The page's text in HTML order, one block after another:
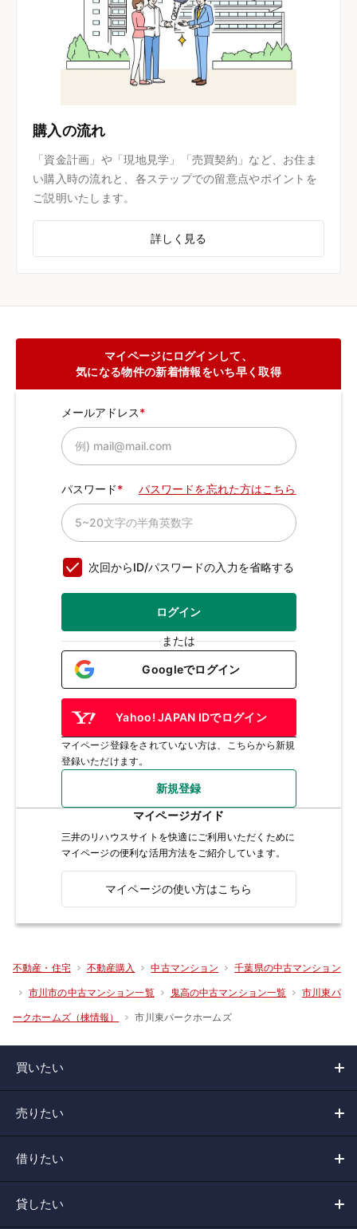
購入の流れ
「資金計画」や「現地見学」「売買契約」など、お住ま
い購入時の流れと、各ステップでの留意点やポイントを
ご説明いたします。
詳しく見る
マイページにログインして、
気になる物件の新着情報をいち早く取得
メールアドレス
パスワード パスワードを忘れた方はこちら
次回からID/パスワードの入力を省略する
ログイン
または
Googleでログイン
Yahoo! JAPAN IDでログイン
マイページ登録をされていない方は、こちらから新規
登録いただけます。
新規登録
マイページガイド
三井のリハウスサイトを快適にご利用いただくために
マイページの便利な活用方法をご紹介しています。
マイページの使い方はこちら
不動産・住宅 不動産購入 中古マンション 千葉県の中古マンション
市川市の中古マンション一覧 鬼高の中古マンション一覧 市川東パ
ークホームズ（棟情報） 市川東パークホームズ
買いたい
売りたい
借りたい
貸したい